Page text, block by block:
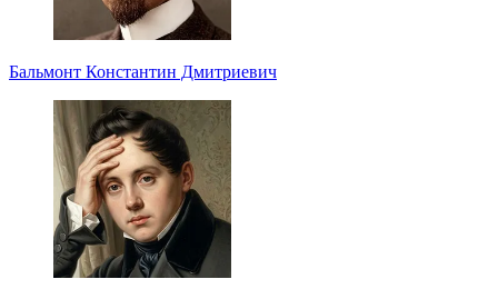
Бальмонт Константин Дмитриевич